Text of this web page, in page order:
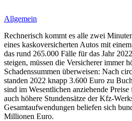
Allgemein
Rechnerisch kommt es alle zwei
eines kaskoversicherten Autos mit
das rund 265.000 Fälle für das Jahr
steigen, müssen die Versicherer immer
Schadenssummen überweisen: Nach
standen 2022 knapp 3.600 Euro zu
sind im Wesentlichen anziehende
auch höhere Stundensätze der Kfz-
Gesamtaufwendungen beliefen sich
Millionen Euro.